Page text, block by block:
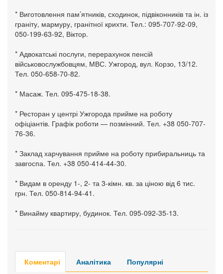
* Виготовлення пам’ятників, сходинок, підвіконників та ін. із
граніту, мармуру, гранітної крихти. Тел.: 095-707-92-09,
050-199-63-92, Віктор.
* Адвокатські послуги, перерахунок пенсій
військовослужбовцям, МВС. Ужгород, вул. Корзо, 13/12.
Тел. 050-658-70-82.
* Масаж. Тел. 095-475-18-38.
* Ресторан у центрі Ужгорода прийме на роботу
офіціантів. Графік роботи — позмінний. Тел. +38 050-707-
76-36.
* Заклад харчування прийме на роботу прибиральниць та
завгоспа. Тел. +38 050-414-44-30.
* Видам в оренду 1-, 2- та 3-кімн. кв. за ціною від 6 тис.
грн. Тел. 050-814-94-41.
* Винайму квартиру, будинок. Тел. 095-092-35-13.
Коментарі Аналітика Популярні